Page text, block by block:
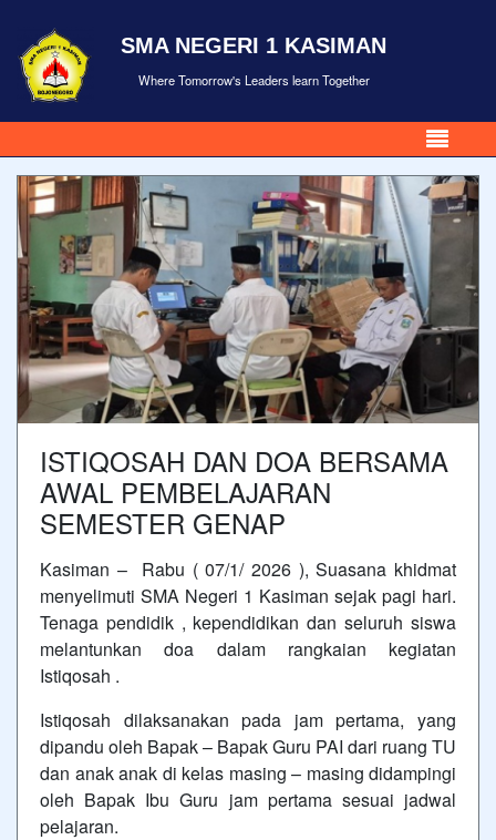
SMA NEGERI 1 KASIMAN
Where Tomorrow's Leaders learn Together
ISTIQOSAH DAN DOA BERSAMA
AWAL PEMBELAJARAN
SEMESTER GENAP
Kasiman – Rabu ( 07/1/ 2026 ), Suasana khidmat
menyelimuti SMA Negeri 1 Kasiman sejak pagi hari.
Tenaga pendidik , kependidikan dan seluruh siswa
melantunkan doa dalam rangkaian kegiatan
Istiqosah .
Istiqosah dilaksanakan pada jam pertama, yang
dipandu oleh Bapak – Bapak Guru PAI dari ruang TU
dan anak anak di kelas masing – masing didampingi
oleh Bapak Ibu Guru jam pertama sesuai jadwal
pelajaran.